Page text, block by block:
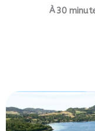
du Massif de la